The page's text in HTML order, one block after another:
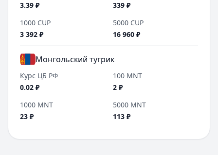
3.39 ₽
339 ₽
1000 CUP
3 392 ₽
5000 CUP
16 960 ₽
Монгольский тугрик
Курс ЦБ РФ
0.02 ₽
100 MNT
2 ₽
1000 MNT
23 ₽
5000 MNT
113 ₽